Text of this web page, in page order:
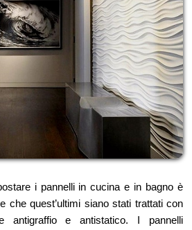
i pannelli in cucina e in bagno è
che quest’ultimi siano stati trattati con
antigraffio e antistatico. I pannelli